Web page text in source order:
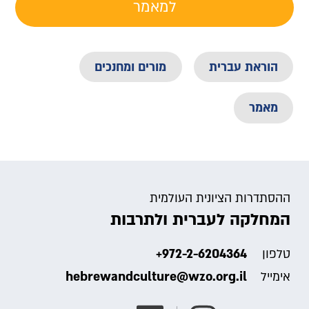
למאמר
הוראת עברית מורים ומחנכים
מאמר
ההסתדרות הציונית העולמית
המחלקה לעברית ולתרבות
טלפון +972-2-6204364
אימייל hebrewandculture@wzo.org.il